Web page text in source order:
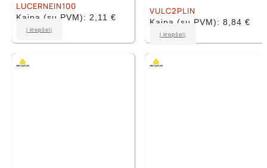
LUCERNEIN100
Kaina (su PVM): 2,11 €
Į krepšelį
VULC2PLIN
Kaina (su PVM): 8,84 €
Į krepšelį